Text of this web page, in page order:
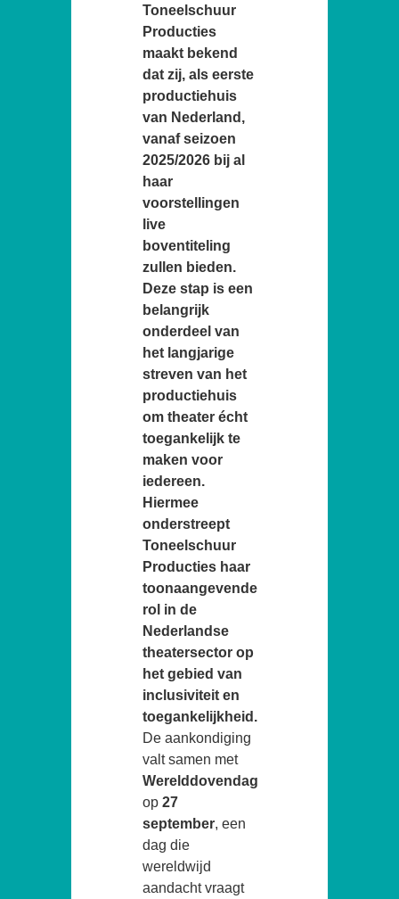
Toneelschuur
Producties
maakt bekend
dat zij, als eerste
productiehuis
van Nederland,
vanaf seizoen
2025/2026 bij al
haar
voorstellingen
live
boventiteling
zullen bieden.
Deze stap is een
belangrijk
onderdeel van
het langjarige
streven van het
productiehuis
om theater écht
toegankelijk te
maken voor
iedereen.
Hiermee
onderstreept
Toneelschuur
Producties haar
toonaangevende
rol in de
Nederlandse
theatersector op
het gebied van
inclusiviteit en
toegankelijkheid.
De aankondiging
valt samen met
Werelddovendag
op 27
september, een
dag die
wereldwijd
aandacht vraagt